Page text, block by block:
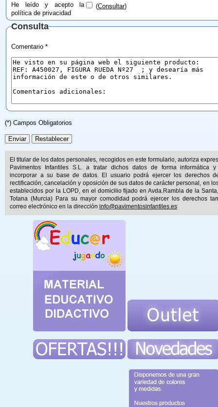
He leído y acepto la
política de privacidad
(Consultar)
Consulta
Comentario *
(*) Campos Obligatorios
El titular de los datos personales, recogidos en este formulario, autoriza
Pavimentos Infantiles S.L. a tratar dichos datos de forma informática y
incorporar a su base de datos. El usuario podrá ejercer los derechos
rectificación, cancelación y oposición de sus datos de carácter personal, en
establecidos por la LOPD, en el domicilio fijado en Avda.Rambla de la
Totana (Murcia) Para su mayor comodidad podrá ejercer los derechos
correo electrónico en la dirección info@pavimentosinfantiles.es